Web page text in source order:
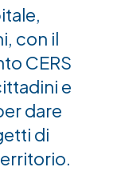
con il
CERS
e
dare
di